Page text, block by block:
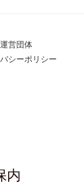
運営団体
シーポリシー
内